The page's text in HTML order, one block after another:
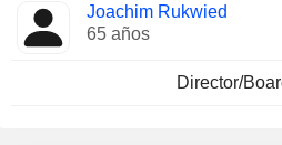
Joachim Rukwied
65 años
Director/